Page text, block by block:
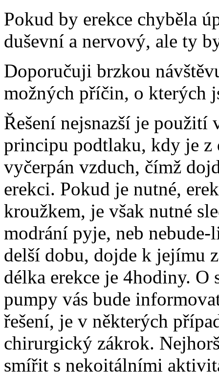
Pokud by erekce chyběla
duševní a nervový, ale ty
Doporučuji brzkou
možných příčin, o kterých
Řešení nejsnazší je použití
principu podtlaku, kdy je z
vyčerpán vzduch, čímž
erekci. Pokud je nutné,
kroužkem, je však nutné
modrání pyje, neb
delší dobu, dojde k jejímu
délka erekce je 4hodiny.
pumpy vás bude
řešení, je v některých
chirurgický zákrok.
smířit s nekoitálními